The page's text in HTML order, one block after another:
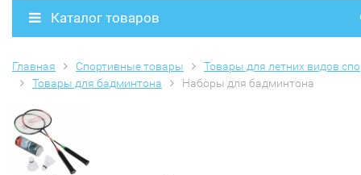
Каталог товаров
Главная Спортивные товары
Товары для летних видов
Товары для бадминтона
Наборы для бадминтона